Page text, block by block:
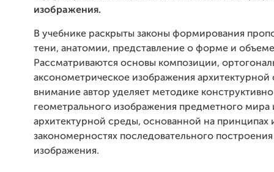
изображения.
В учебнике раскрыты законы формирования
тени, анатомии, представление о форме и
Рассматриваются основы композиции,
аксонометрическое изображения
внимание автор уделяет методике
геометрального изображения предметного мира
архитектурной среды, основанной на принципах
закономерностях последовательного
изображения.